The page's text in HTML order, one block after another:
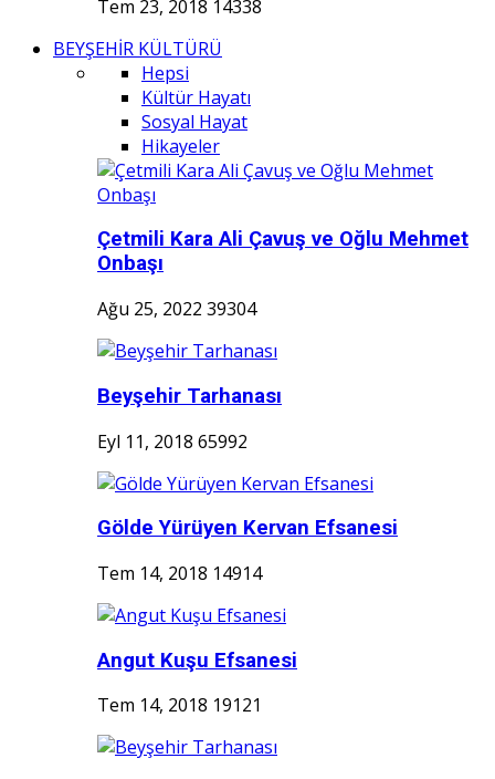
Tem 23, 2018 14338
BEYŞEHİR KÜLTÜRÜ
Hepsi
Kültür Hayatı
Sosyal Hayat
Hikayeler
Çetmili Kara Ali Çavuş ve Oğlu Mehmet
Onbaşı
Ağu 25, 2022 39304
Beyşehir Tarhanası
Eyl 11, 2018 65992
Gölde Yürüyen Kervan Efsanesi
Tem 14, 2018 14914
Angut Kuşu Efsanesi
Tem 14, 2018 19121